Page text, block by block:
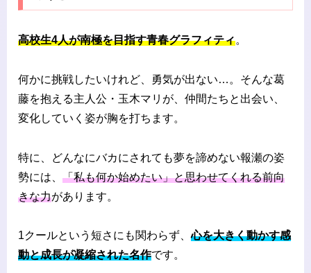
高校生4人が南極を目指す青春グラフィティ。
何かに挑戦したいけれど、勇気が出ない…。そんな葛
藤を抱える主人公・玉木マリが、仲間たちと出会い、
変化していく姿が胸を打ちます。
特に、どんなにバカにされても夢を諦めない報瀬の姿
勢には、 「私も何か始めたい」と思わせてくれる前向
きな力があります。
1クールという短さにも関わらず、心を大きく動かす感
動と成長が凝縮された名作です。